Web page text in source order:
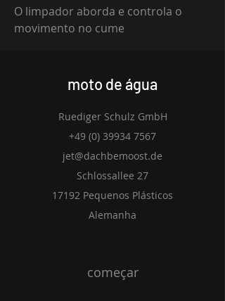
O limpador aborda e controla o
movimento no cume
moto de água
Ruediger Schulz GmbH
+49 (0) 39934 7567
jet@dachbemoost.de
Schlossallee 27
17192 Pequenos Plásticos
Alemanha
começar